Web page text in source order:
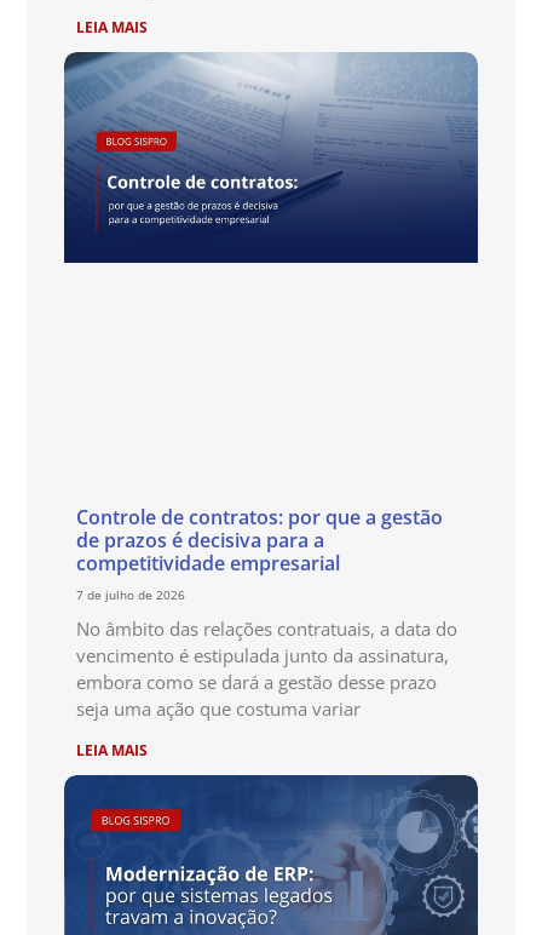
LEIA MAIS
Controle de contratos: por que a gestão
de prazos é decisiva para a
competitividade empresarial
7 de julho de 2026
No âmbito das relações contratuais, a data do
vencimento é estipulada junto da assinatura,
embora como se dará a gestão desse prazo
seja uma ação que costuma variar
LEIA MAIS